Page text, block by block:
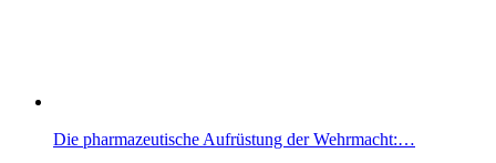
Die pharmazeutische Aufrüstung der Wehrmacht:…